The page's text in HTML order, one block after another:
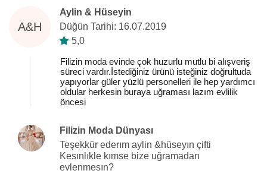
A&H
Aylin & Hüseyin
Düğün Tarihi: 16.07.2019
5,0
Filizin moda evinde çok huzurlu mutlu bi alışveriş
süreci vardır.İstediğiniz ürünü isteğiniz doğrultuda
yapıyorlar güler yüzlü personelleri ile hep yardımcı
oldular herkesin buraya uğraması lazım evlilik
öncesi
Filizin Moda Dünyası
Teşekkür ederım aylin &hüseyın çifti
Kesınlıkle kımse bize uğramadan
evlenmesın?